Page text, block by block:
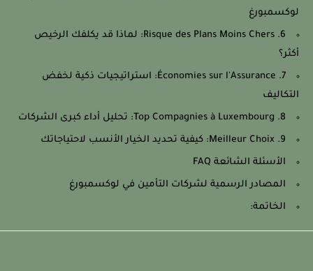
لوكسمبورغ
6. Risque des Plans Moins Chers: لماذا قد يكلفك الرخيص
أكثر؟
7. Économies sur l'Assurance: استراتيجيات ذكية لخفض
التكاليف
8. Top Compagnies à Luxembourg: تحليل أداء كبرى الشركات
9. Meilleur Choix: كيفية تحديد الخيار الأنسب لاحتياجاتك
الأسئلة الشائعة FAQ
المصادر الرسمية لشركات التأمين في لوكسمبورغ
الخاتمة: